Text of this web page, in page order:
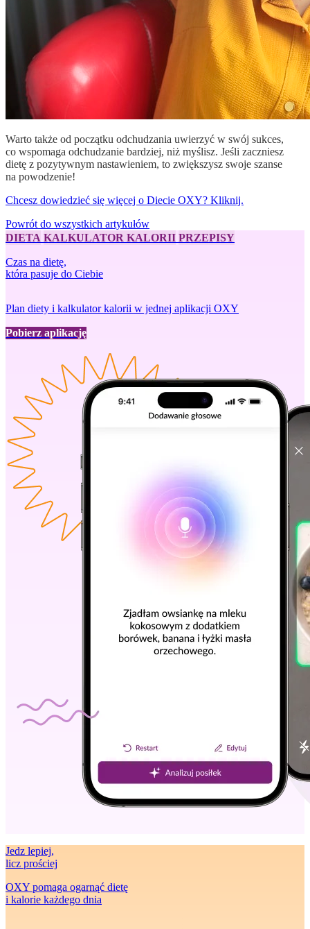
Warto także od początku odchudzania uwierzyć w swój sukces,
co wspomaga odchudzanie bardziej, niż myślisz. Jeśli zaczniesz
dietę z pozytywnym nastawieniem, to zwiększysz swoje szanse
na powodzenie!
Chcesz dowiedzieć się więcej o Diecie OXY? Kliknij.
Powrót do wszystkich artykułów
DIETA KALKULATOR KALORII PRZEPISY
Czas na dietę,
która pasuje do Ciebie
Plan diety i kalkulator kalorii w jednej aplikacji OXY
Pobierz aplikację
Jedz lepiej,
licz prościej
OXY pomaga ogarnąć dietę
i kalorie każdego dnia